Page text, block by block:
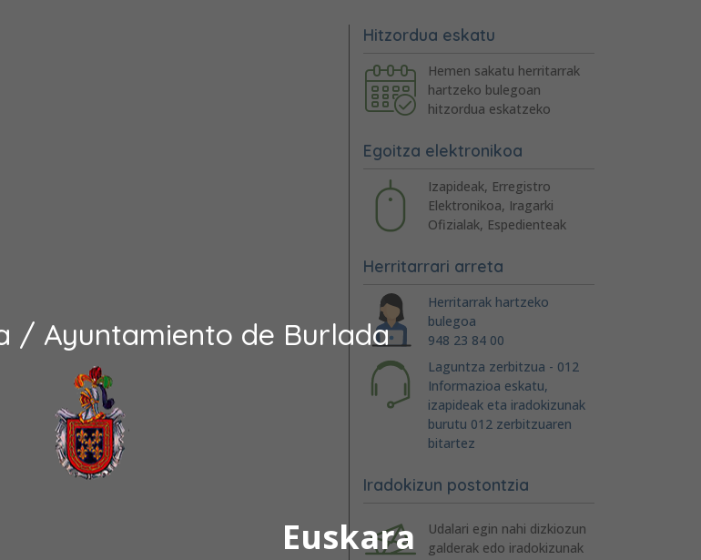
/ Ayuntamiento de Burlada
Euskara
Hitzordua eskatu
Hemen sakatu herritarrak
hartzeko bulegoan
hitzordua eskatzeko
Egoitza elektronikoa
Izapideak, Erregistro
Elektronikoa, Iragarki
Ofizialak, Espedienteak
Herritarrari arreta
Herritarrak hartzeko
bulegoa
948 23 84 00
Laguntza zerbitzua - 012
Informazioa eskatu,
izapideak eta iradokizunak
burutu 012 zerbitzuaren
bitartez
Iradokizun postontzia
Udalari egin nahi dizkiozun
galderak edo iradokizunak